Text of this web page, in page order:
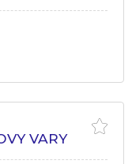
VARY